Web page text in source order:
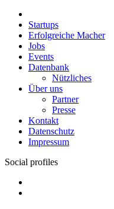
Startups
Erfolgreiche Macher
Jobs
Events
Datenbank
Nützliches
Über uns
Partner
Presse
Kontakt
Datenschutz
Impressum
Social profiles